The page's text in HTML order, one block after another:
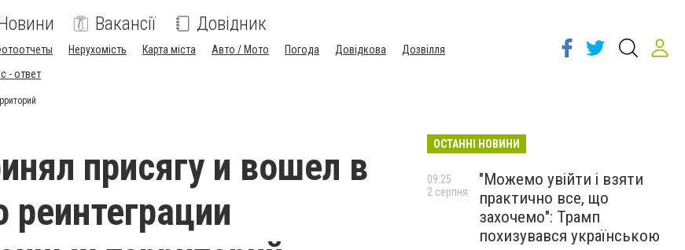
Вакансії Довідник
Нерухомість Карта міста Авто / Мото Погода Довідкова
Дозвілля
- ответ
присягу и вошел в
реинтеграции
ОСТАННІ НОВИНИ
"Можемо увійти і взяти
практично все, що
захочемо": Трамп
похизувався українською
09:25
2 серпня